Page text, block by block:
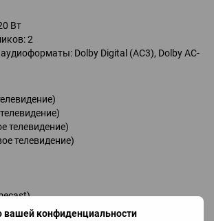
конфиденциальности
Вт
2
Dolby Digital (AC3), Dolby AC-
телевидение)
телевидение)